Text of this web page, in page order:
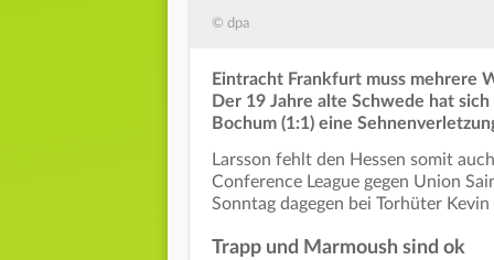
© dpa
Eintracht Frankfurt muss mehrere
Der 19 Jahre alte Schwede hat
Bochum (1:1) eine
Larsson fehlt den Hessen somit
Conference League gegen Union
Sonntag dagegen bei Torhüter
Trapp und Marmoush sind ok